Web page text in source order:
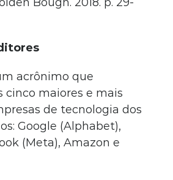
acrônimo que
cinco maiores e mais
de tecnologia dos
Google (Alphabet),
(Meta), Amazon e